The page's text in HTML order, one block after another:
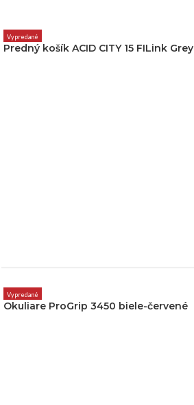
Vypredané
Predný košík ACID CITY 15 FILink Grey
Vypredané
Okuliare ProGrip 3450 biele-červené